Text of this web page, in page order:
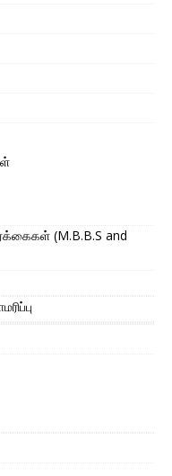
(M.B.B.S and